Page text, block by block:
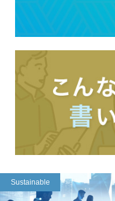
Sustainable